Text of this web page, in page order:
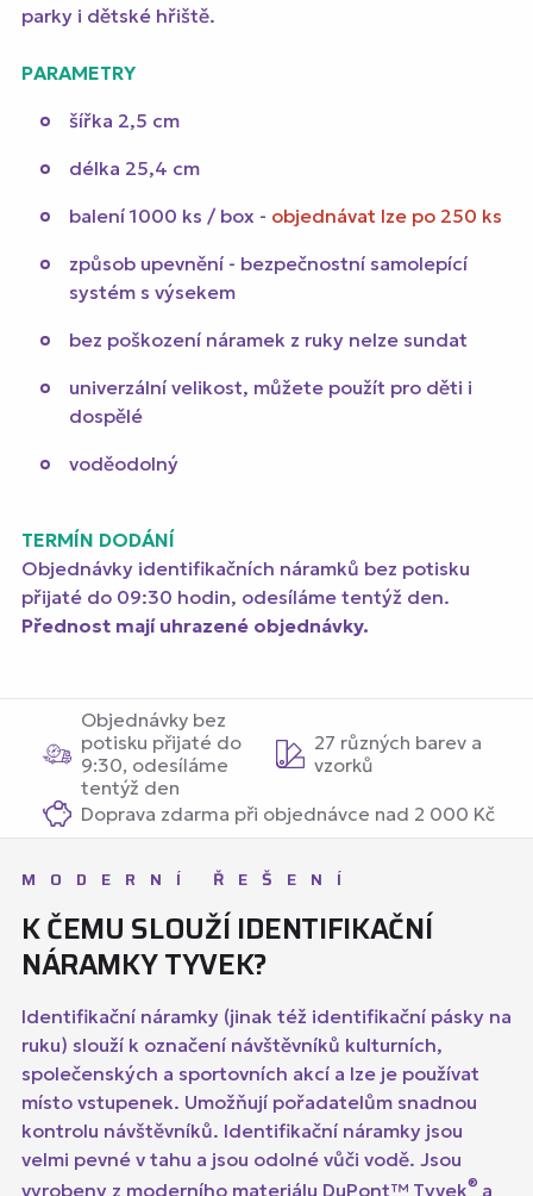
parky i dětské hřiště.
PARAMETRY
šířka 2,5 cm
délka 25,4 cm
balení 1000 ks / box - objednávat lze po 250 ks
způsob upevnění - bezpečnostní samolepící
systém s výsekem
bez poškození náramek z ruky nelze sundat
univerzální velikost, můžete použít pro děti i
dospělé
voděodolný
TERMÍN DODÁNÍ
Objednávky identifikačních náramků bez potisku
přijaté do 09:30 hodin, odesíláme tentýž den.
Přednost mají uhrazené objednávky.
Objednávky bez
potisku přijaté do
9:30, odesíláme
tentýž den
27 různých barev a
vzorků
Doprava zdarma při objednávce nad 2 000 Kč
MODERNÍ ŘEŠENÍ
K ČEMU SLOUŽÍ IDENTIFIKAČNÍ
NÁRAMKY TYVEK?
Identifikační náramky (jinak též identifikační pásky na
ruku) slouží k označení návštěvníků kulturních,
společenských a sportovních akcí a lze je používat
místo vstupenek. Umožňují pořadatelům snadnou
kontrolu návštěvníků. Identifikační náramky jsou
velmi pevné v tahu a jsou odolné vůči vodě. Jsou
vyrobeny z moderního materiálu DuPont™ Tyvek® a